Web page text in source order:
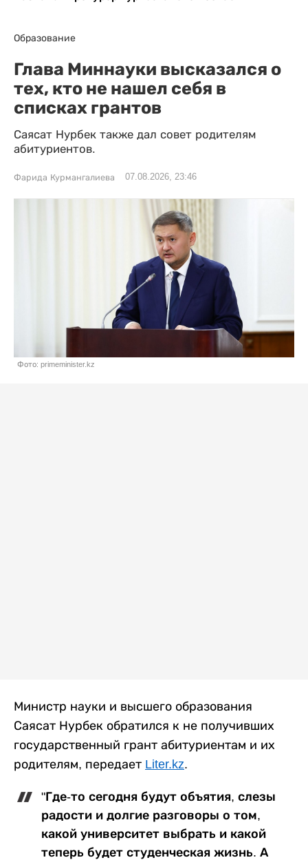
Образование
Глава Миннауки высказался о
тех, кто не нашел себя в
списках грантов
Саясат Нурбек также дал совет родителям
абитуриентов.
Фарида Курмангалиева 07.08.2026, 23:46
Фото: primeminister.kz
Министр науки и высшего образования
Саясат Нурбек обратился к не получивших
государственный грант абитуриентам и их
родителям, передает Liter.kz.
"Где-то сегодня будут объятия, слезы
радости и долгие разговоры о том,
какой университет выбрать и какой
теперь будет студенческая жизнь. А